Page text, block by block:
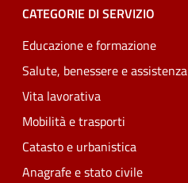
CATEGORIE DI SERVIZIO
Educazione e formazione
Salute, benessere e assistenza
Vita lavorativa
Mobilità e trasporti
Catasto e urbanistica
Anagrafe e stato civile